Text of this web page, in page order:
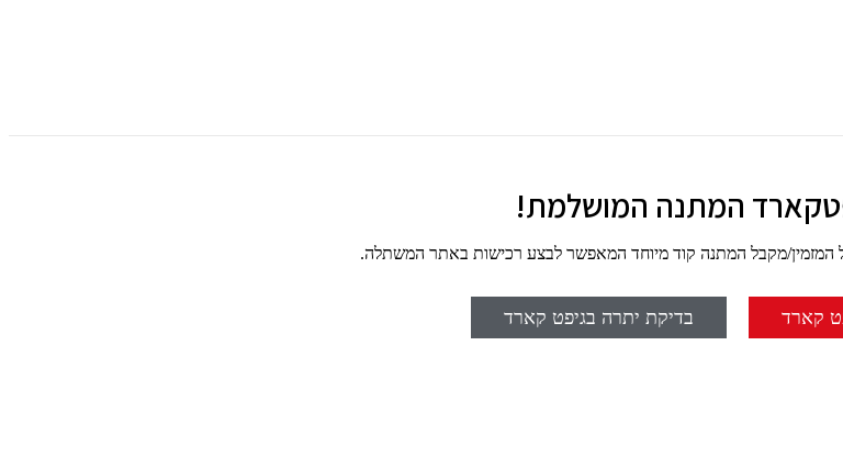
המתנה המושלמת!
המזמין/מקבל המתנה קוד מיוחד המאפשר לבצע רכישות באתר המשתלה.
קארד בדיקת יתרה בגיפט קארד